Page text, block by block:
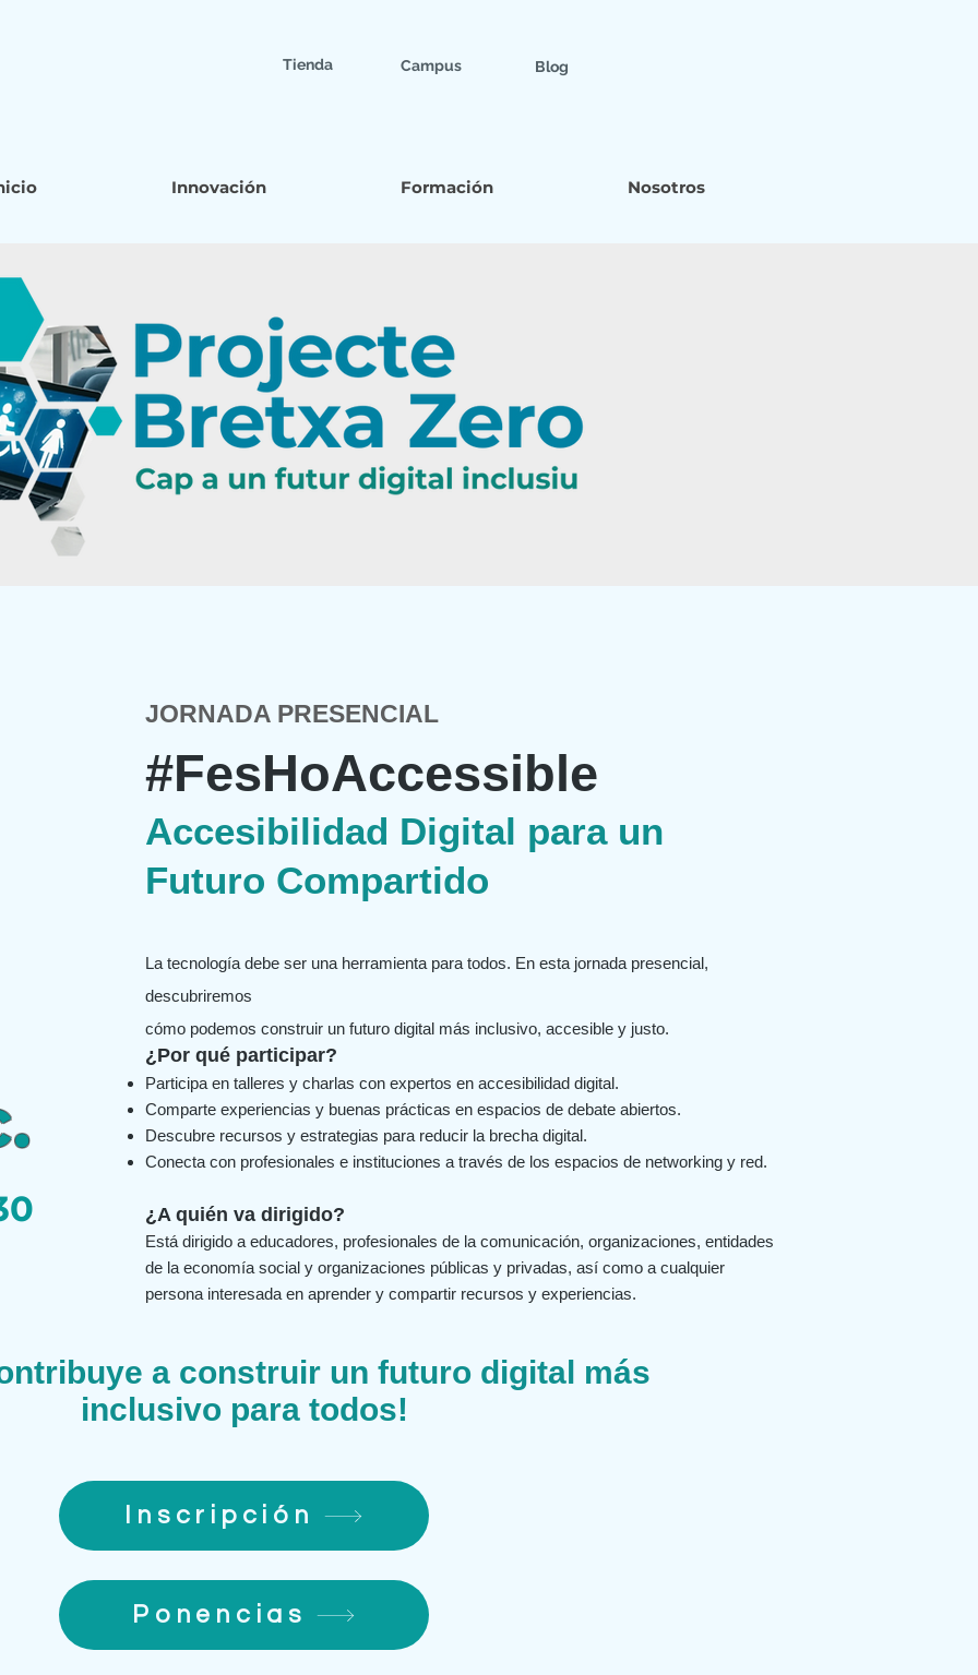
Tienda Campus Blog
Innovación Formación Nosotros
JORNADA PRESENCIAL
#FesHoAccessible
Accesibilidad Digital para un
Futuro Compartido
La tecnología debe ser una herramienta para todos. En esta jornada presencial,
descubriremos
cómo podemos construir un futuro digital más inclusivo, accesible y justo.
¿Por qué participar?
Participa en talleres y charlas con expertos en accesibilidad digital.
Comparte experiencias y buenas prácticas en espacios de debate abiertos.
Descubre recursos y estrategias para reducir la brecha digital.
Conecta con profesionales e instituciones a través de los espacios de networking y red.
¿A quién va dirigido?
Está dirigido a educadores, profesionales de la comunicación, organizaciones, entidades
de la economía social y organizaciones públicas y privadas, así como a cualquier
persona interesada en aprender y compartir recursos y experiencias.
a construir un futuro digital más
inclusivo para todos!
Inscripción
Ponencias